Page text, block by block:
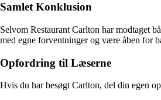
Samlet Konklusion
Selvom Restaurant Carlton har modtaget
med egne forventninger og være åben for
Opfordring til Læserne
Hvis du har besøgt Carlton, del din egen